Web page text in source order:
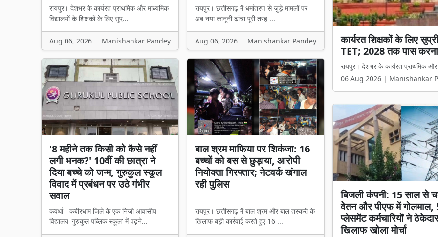
रायपुर। देशभर के कार्यरत प्राथमिक और माध्यमिक
विद्यालयों के शिक्षकों के लिए सुप्...
Aug 06, 2026 Manishankar Pandey
रायपुर। छत्तीसगढ़ में धर्मांतरण से जुड़े मामलों पर
अब नया कानूनी ढांचा पूरी तरह ...
Aug 06, 2026 Manishankar Pandey
'8 महीने तक किसी को कैसे नहीं
लगी भनक?' 10वीं की छात्रा ने
दिया बच्चे को जन्म, गुरुकुल स्कूल
विवाद में प्रबंधन पर उठे गंभीर
सवाल
कवर्धा। कबीरधाम जिले के एक निजी आवासीय
विद्यालय 'गुरुकुल पब्लिक स्कूल' में पढ़ने...
बाल श्रम माफिया पर शिकंजा: 16
बच्चों को बस से छुड़ाया, आरोपी
नियोक्ता गिरफ्तार; नेटवर्क खंगाल
रही पुलिस
रायपुर। छत्तीसगढ़ में बाल श्रम और बाल तस्करी के
खिलाफ बड़ी कार्रवाई करते हुए 16 ...
कार्यरत शिक्षकों के लिए
TET; 2028 तक पास
रायपुर। देशभर के कार्यरत प्राथमिक और
06 Aug 2026 | Manishankar
छत्तीसगढ़ में धर्म स्वातंत्र्य
मंत्री विजय शर्मा बोले-
रायपुर। छत्तीसगढ़ में धर्मांतरण से जुड़े
06 Aug 2026 | Manishankar
बिजली कंपनी: 15 साल से
वेतन और पीएफ में गोलमाल,
प्लेसमेंट कर्मचारियों ने
खिलाफ खोला मोर्चा